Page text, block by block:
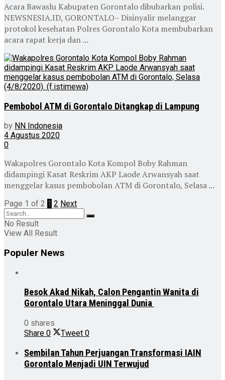
Acara Bawaslu Kabupaten Gorontalo dibubarkan polisi.
NEWSNESIA.ID, GORONTALO– Disinyalir melanggar
protokol kesehatan Polres Gorontalo Kota membubarkan
acara rapat kerja dan ...
Pembobol ATM di Gorontalo Ditangkap di Lampung
by NN Indonesia
4 Agustus 2020
0
Wakapolres Gorontalo Kota Kompol Boby Rahman
didampingi Kasat Reskrim AKP Laode Arwansyah saat
menggelar kasus pembobolan ATM di Gorontalo, Selasa ...
Page 1 of 2 1 2 Next
No Result
View All Result
Populer News
Besok Akad Nikah, Calon Pengantin Wanita di
Gorontalo Utara Meninggal Dunia
0 shares
Share 0 Tweet 0
Sembilan Tahun Perjuangan Transformasi IAIN
Gorontalo Menjadi UIN Terwujud